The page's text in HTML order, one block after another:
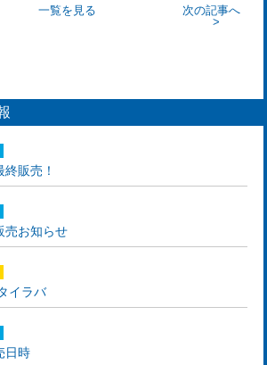
一覧を見る 次の記事へ
販売！
お知らせ
イラバ
日時